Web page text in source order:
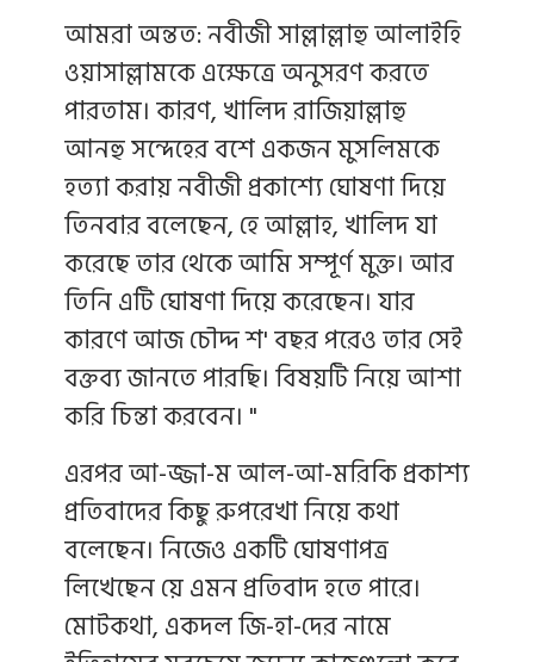
আমরা অন্তত: নবীজী সাল্লাল্লাহু আলাইহি
ওয়াসাল্লামকে এক্ষেত্রে অনুসরণ করতে
পারতাম। কারণ, খালিদ রাজিয়াল্লাহু
আনহু সন্দেহের বশে একজন মুসলিমকে
হত্যা করায় নবীজী প্রকাশ্যে ঘোষণা দিয়ে
তিনবার বলেছেন, হে আল্লাহ, খালিদ যা
করেছে তার থেকে আমি সম্পূর্ণ মুক্ত। আর
তিনি এটি ঘোষণা দিয়ে করেছেন। যার
কারণে আজ চৌদ্দ শ' বছর পরেও তার সেই
বক্তব্য জানতে পারছি। বিষয়টি নিয়ে আশা
করি চিন্তা করবেন। "
এরপর আ-জ্জা-ম আল-আ-মরিকি প্রকাশ্য
প্রতিবাদের কিছু রুপরেখা নিয়ে কথা
বলেছেন। নিজেও একটি ঘোষণাপত্র
লিখেছেন য়ে এমন প্রতিবাদ হতে পারে।
মোটকথা, একদল জি-হা-দের নামে